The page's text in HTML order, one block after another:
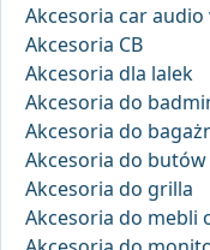
Akcesoria car audio
Akcesoria CB
Akcesoria dla lalek
Akcesoria do
Akcesoria do
Akcesoria do butów
Akcesoria do grilla
Akcesoria do mebli